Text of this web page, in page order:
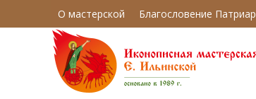
О мастерской Благословение